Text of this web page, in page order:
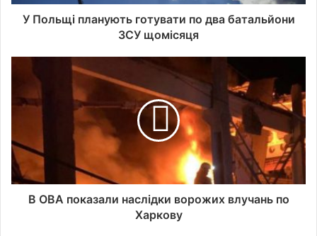
У Польщі планують готувати по два батальйони
ЗСУ щомісяця
В ОВА показали наслідки ворожих влучань по
Харкову